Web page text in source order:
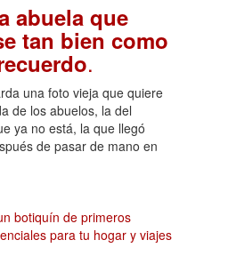
abuela que
tan bien como
.
una foto vieja que quiere
de los abuelos, la del
ya no está, la que llegó
de pasar de mano en